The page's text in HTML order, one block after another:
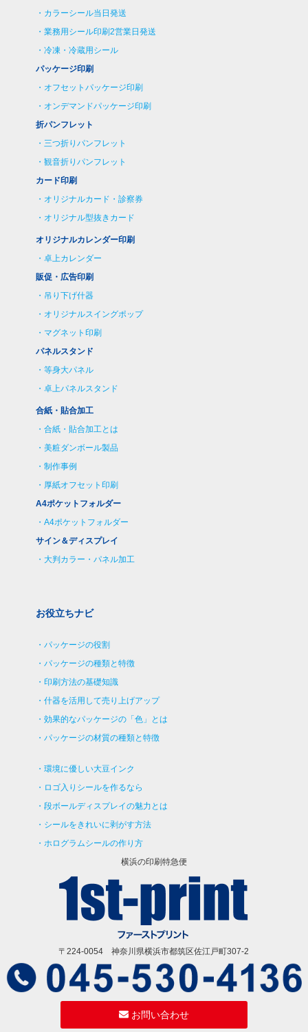
カラーシール当日発送
業務用シール印刷2営業日発送
冷凍・冷蔵用シール
パッケージ印刷
オフセットパッケージ印刷
オンデマンドパッケージ印刷
折パンフレット
三つ折りパンフレット
観音折りパンフレット
カード印刷
オリジナルカード・診察券
オリジナル型抜きカード
オリジナルカレンダー印刷
卓上カレンダー
販促・広告印刷
吊り下げ什器
オリジナルスイングポップ
マグネット印刷
パネルスタンド
等身大パネル
卓上パネルスタンド
合紙・貼合加工
合紙・貼合加工とは
美粧ダンボール製品
制作事例
厚紙オフセット印刷
A4ポケットフォルダー
A4ポケットフォルダー
サイン＆ディスプレイ
大判カラー・パネル加工
お役立ちナビ
パッケージの役割
パッケージの種類と特徴
印刷方法の基礎知識
什器を活用して売り上げアップ
効果的なパッケージの「色」とは
パッケージの材質の種類と特徴
環境に優しい大豆インク
ロゴ入りシールを作るなら
段ボールディスプレイの魅力とは
シールをきれいに剥がす方法
ホログラムシールの作り方
横浜の印刷特急便
〒224-0054 神奈川県横浜市都筑区佐江戸町307-2
お問い合わせ